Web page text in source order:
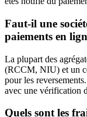
Faut-il une
paiements en
La plupart des
(RCCM, NIU) et un
pour les
avec une vérification
Quels sont les